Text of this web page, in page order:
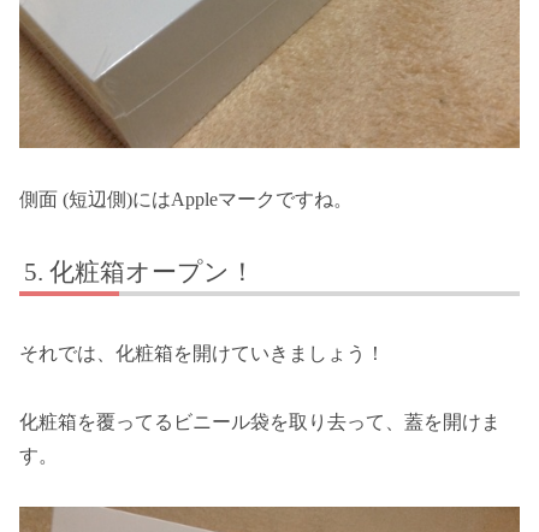
側面 (短辺側)にはAppleマークですね。
化粧箱オープン！
それでは、化粧箱を開けていきましょう！
化粧箱を覆ってるビニール袋を取り去って、蓋を開けま
す。